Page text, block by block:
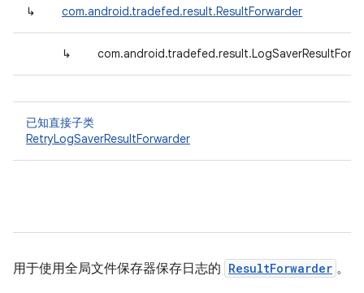
↳ com.android.tradefed.result.ResultForwarder
↳
已知直接子类
RetryLogSaverResultForwarder
用于使用全局文件保存器保存日志的 ResultForwarder 。